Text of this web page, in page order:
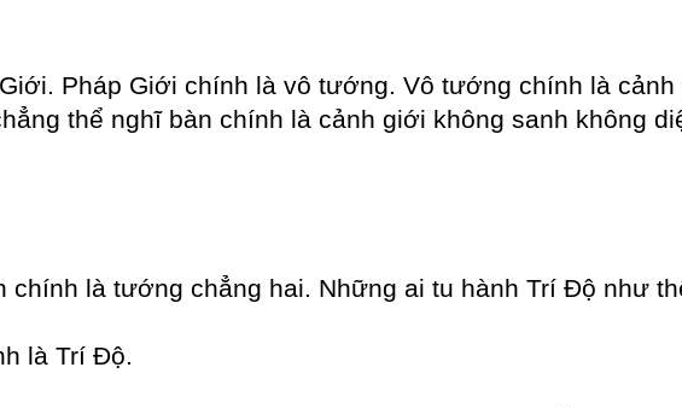
Pháp Giới chính là vô tướng. Vô tướng chính là
thể nghĩ bàn chính là cảnh giới không sanh không
là tướng chẳng hai. Những ai tu hành Trí Độ như
là Trí Độ.